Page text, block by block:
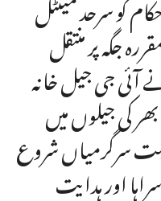
جگہ پر منتقل
آئی جی جیل خانہ
کی جیلوں میں
سرگرمیاں شروع
اور ہدایت